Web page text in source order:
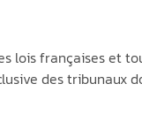
lois françaises et
des tribunaux